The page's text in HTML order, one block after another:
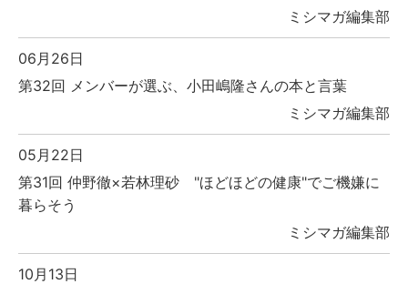
ミシマガ編集部
06月26日
第32回 メンバーが選ぶ、小田嶋隆さんの本と言葉
ミシマガ編集部
05月22日
第31回 仲野徹×若林理砂 "ほどほどの健康"でご機嫌に
暮らそう
ミシマガ編集部
10月13日